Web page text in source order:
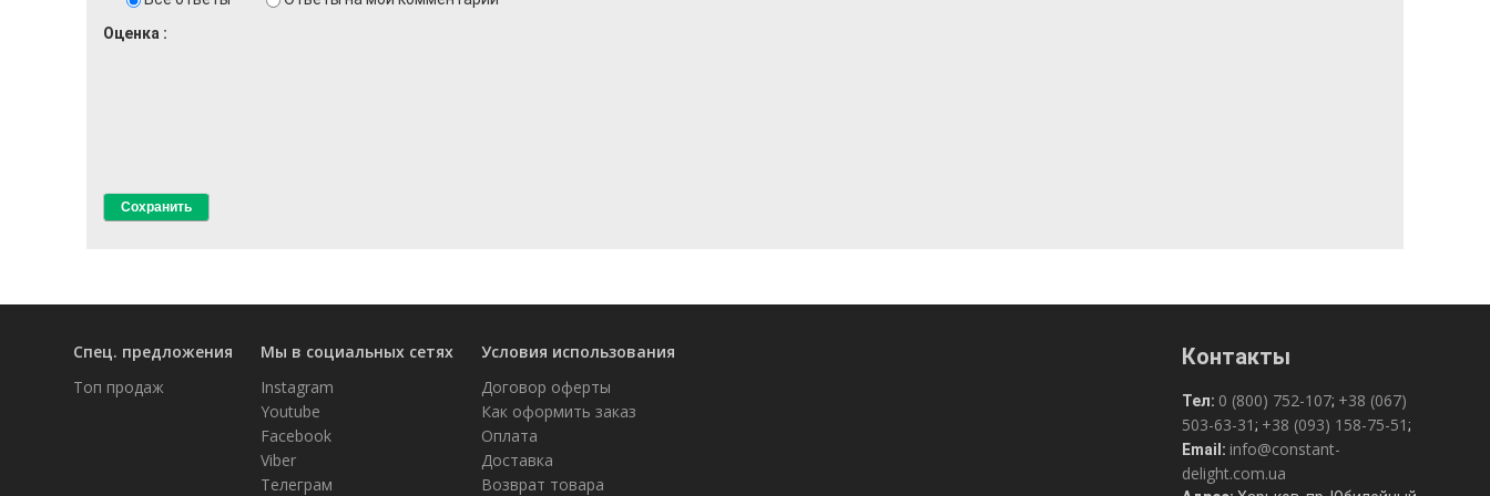
Оценка
Спец. предложения
Топ продаж
Мы в социальных сетях
Instagram
Youtube
Facebook
Viber
Телеграм
Условия использования
Договор оферты
Как оформить заказ
Оплата
Доставка
Возврат товара
Контакты
Тел: 0 (800) 752-107; +38 (067)
503-63-31; +38 (093) 158-75-51;
Email: info@constant-
delight.com.ua